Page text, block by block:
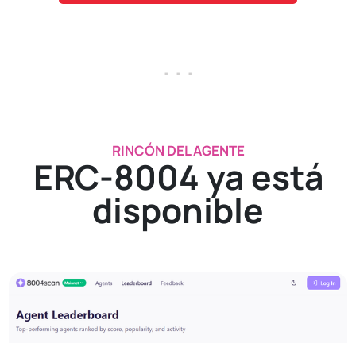
. . .
RINCÓN DEL AGENTE
ERC-8004 ya está
disponible